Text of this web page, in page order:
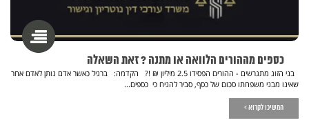
כספים מההורים הלוואה או מתנה ? זאת השאלה
בני הזוג מתגרשים - ההורים הפסידו 2.5 מיליון ₪ !? הקדמה: ברגיל כאשר אדם נותן לאדם אחר
שאינו מבני משפחתו סכום של כסף, סביר להניח כי כספים...
המשיכו לקרוא >